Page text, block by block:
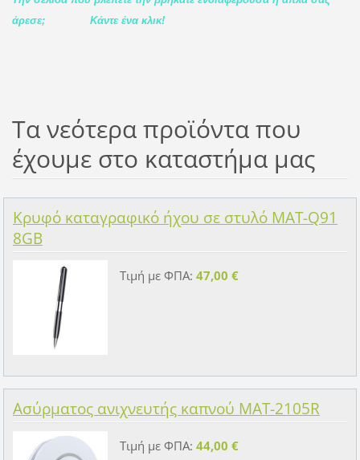
άρεσε; Κάντε ένα κλικ!
Τα νεότερα προϊόντα που
έχουμε στο καταστήμα μας
Κρυφό καταγραφικό ήχου σε στυλό MAT-Q91
8GB
Τιμή με ΦΠΑ: 47,00 €
Ασύρματος ανιχνευτής καπνού MAT-2105R
Τιμή με ΦΠΑ: 44,00 €